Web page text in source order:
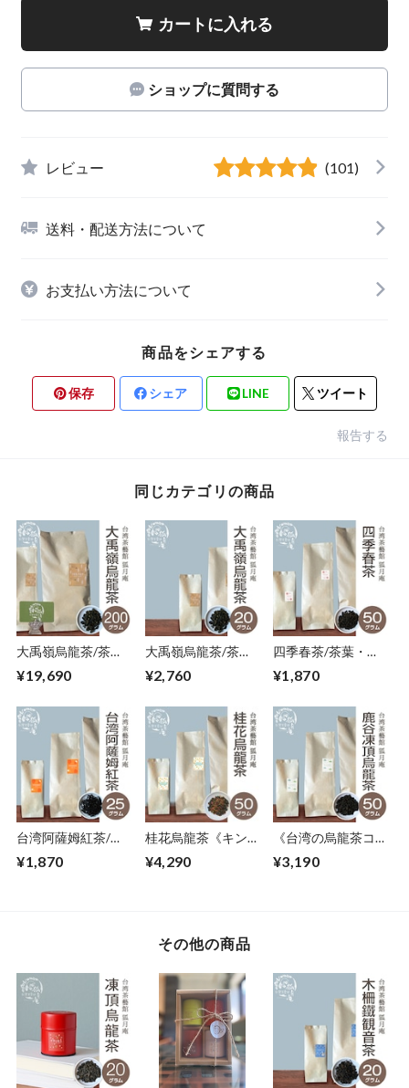
カートに入れる
ショップに質問する
レビュー (101)
送料・配送方法について
お支払い方法について
商品をシェアする
保存 シェア LINE ツイート
報告する
同じカテゴリの商品
大禹嶺烏龍茶/茶
¥19,690
大禹嶺烏龍茶/茶
¥2,760
四季春茶/茶葉・５0
¥1,870
台湾阿薩姆紅茶/茶
¥1,870
桂花烏龍茶《キンモ
50g
¥4,290
《台湾の烏龍茶コン
凍頂烏龍茶/茶葉・
¥3,190
その他の商品